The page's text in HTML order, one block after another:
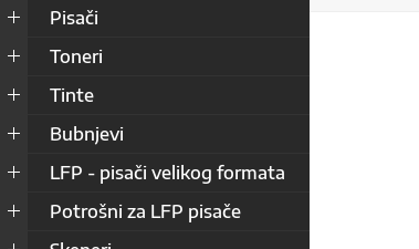
Pisači
Toneri
Tinte
Bubnjevi
LFP - pisači velikog formata
Potrošni za LFP pisače